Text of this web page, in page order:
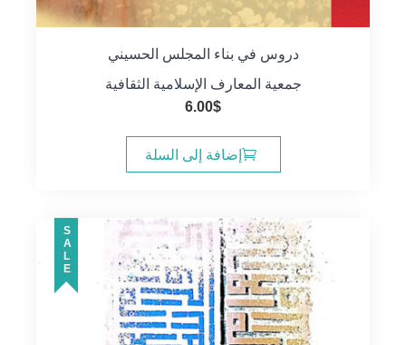
دروس في بناء المجلس الحسيني
جمعية المعارف الإسلامية الثقافية
6.00$
إضافة إلى السلة
SALE